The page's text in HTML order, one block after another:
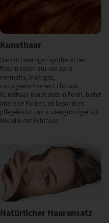
Kunsthaar
Die hochwertigen synthetischen
Fasern sehen aus wie ganz
normales, kräftiges,
naturgewachsenes Echthaar.
Kunsthaar bleibt stets in Form, bietet
intensive Farben, ist besonders
pflegeleicht und kostengünstiger als
Modelle mit Echthaar.
Natürlicher Haaransatz